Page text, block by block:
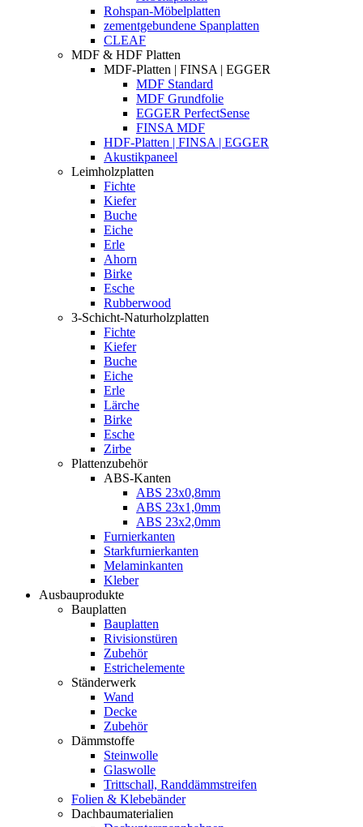
Rohspan-Möbelplatten
zementgebundene Spanplatten
CLEAF
MDF & HDF Platten
MDF-Platten | FINSA | EGGER
MDF Standard
MDF Grundfolie
EGGER PerfectSense
FINSA MDF
HDF-Platten | FINSA | EGGER
Akustikpaneel
Leimholzplatten
Fichte
Kiefer
Buche
Eiche
Erle
Ahorn
Birke
Esche
Rubberwood
3-Schicht-Naturholzplatten
Fichte
Kiefer
Buche
Eiche
Erle
Lärche
Birke
Esche
Zirbe
Plattenzubehör
ABS-Kanten
ABS 23x0,8mm
ABS 23x1,0mm
ABS 23x2,0mm
Furnierkanten
Starkfurnierkanten
Melaminkanten
Kleber
Ausbauprodukte
Bauplatten
Bauplatten
Rivisionstüren
Zubehör
Estrichelemente
Ständerwerk
Wand
Decke
Zubehör
Dämmstoffe
Steinwolle
Glaswolle
Trittschall, Randdämmstreifen
Folien & Klebebänder
Dachbaumaterialien